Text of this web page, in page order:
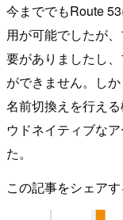
今まででもRoute
用が可能でしたが
要がありましたし
ができません。し
名前切換えを行え
ウドネイティブな
た。
この記事をシェアす